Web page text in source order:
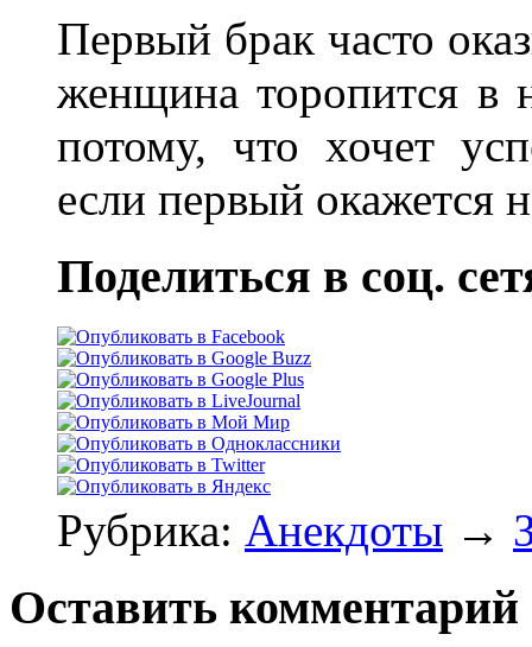
Первый брак часто
женщина торопится в
потому, что хочет
если первый окажется
Поделиться в соц.
Рубрика: Анекдоты →
Оставить комментарий